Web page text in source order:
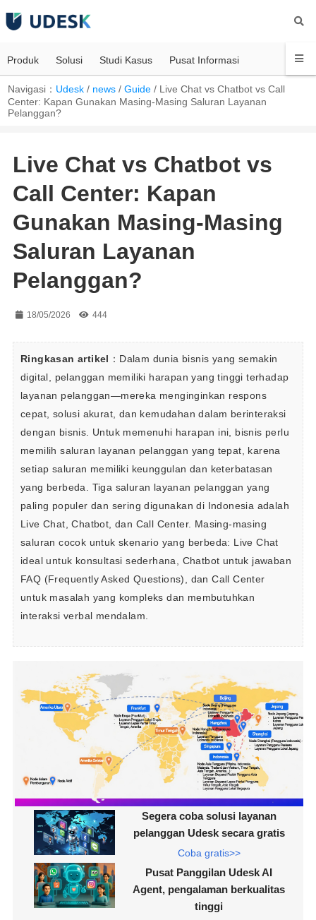
Produk Solusi Studi Kasus Pusat Informasi
Navigasi： Udesk / news /Guide / Live Chat vs Chatbot vs Call
Center: Kapan Gunakan Masing-Masing Saluran Layanan
Pelanggan?
Live Chat vs Chatbot vs
Call Center: Kapan
Gunakan Masing-Masing
Saluran Layanan
Pelanggan?
18/05/2026 444
Ringkasan artikel ：Dalam dunia bisnis yang semakin
digital, pelanggan memiliki harapan yang tinggi terhadap
layanan pelanggan—mereka menginginkan respons
cepat, solusi akurat, dan kemudahan dalam berinteraksi
dengan bisnis. Untuk memenuhi harapan ini, bisnis perlu
memilih saluran layanan pelanggan yang tepat, karena
setiap saluran memiliki keunggulan dan keterbatasan
yang berbeda. Tiga saluran layanan pelanggan yang
paling populer dan sering digunakan di Indonesia adalah
Live Chat, Chatbot, dan Call Center. Masing-masing
saluran cocok untuk skenario yang berbeda: Live Chat
ideal untuk konsultasi sederhana, Chatbot untuk jawaban
FAQ (Frequently Asked Questions), dan Call Center
untuk masalah yang kompleks dan membutuhkan
interaksi verbal mendalam.
Segera coba solusi layanan
pelanggan Udesk secara gratis
Coba gratis>>
Pusat Panggilan Udesk AI
Agent, pengalaman berkualitas
tinggi